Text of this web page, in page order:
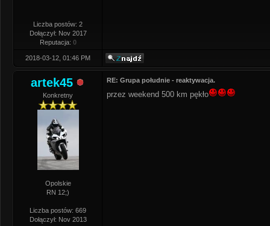
Liczba postów: 2
Dołączył: Nov 2017
Reputacja: 0
2018-03-12, 01:46 PM
artek45
Konkretny
Opolskie
RN 12;)
Liczba postów: 669
Dołączył: Nov 2013
RE: Grupa południe - reaktywacja.
przez weekend 500 km pękło